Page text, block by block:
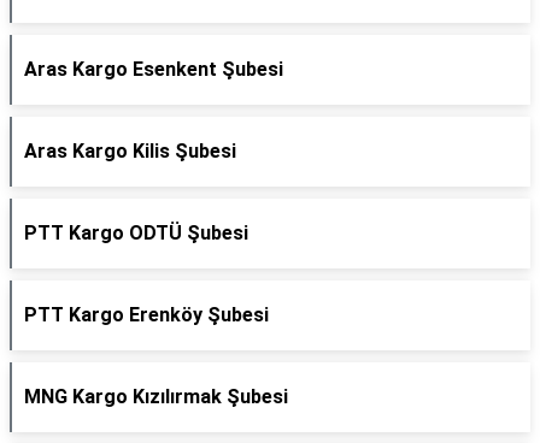
Aras Kargo Esenkent Şubesi
Aras Kargo Kilis Şubesi
PTT Kargo ODTÜ Şubesi
PTT Kargo Erenköy Şubesi
MNG Kargo Kızılırmak Şubesi